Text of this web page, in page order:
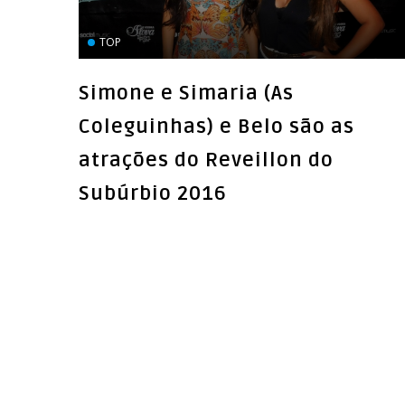
TOP
Simone e Simaria (As
Coleguinhas) e Belo são as
atrações do Reveillon do